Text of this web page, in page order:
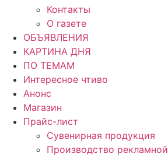
Контакты
О газете
ОБЪЯВЛЕНИЯ
КАРТИНА ДНЯ
ПО ТЕМАМ
Интересное чтиво
Анонс
Магазин
Прайс-лист
Сувенирная продукция
Производство